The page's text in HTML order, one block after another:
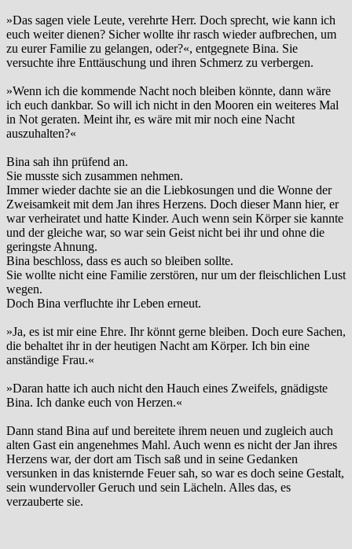
»Das sagen viele Leute, verehrte Herr. Doch sprecht, wie kann ich
euch weiter dienen? Sicher wollte ihr rasch wieder aufbrechen, um
zu eurer Familie zu gelangen, oder?«, entgegnete Bina. Sie
versuchte ihre Enttäuschung und ihren Schmerz zu verbergen.
»Wenn ich die kommende Nacht noch bleiben könnte, dann wäre
ich euch dankbar. So will ich nicht in den Mooren ein weiteres Mal
in Not geraten. Meint ihr, es wäre mit mir noch eine Nacht
auszuhalten?«
Bina sah ihn prüfend an.
Sie musste sich zusammen nehmen.
Immer wieder dachte sie an die Liebkosungen und die Wonne der
Zweisamkeit mit dem Jan ihres Herzens. Doch dieser Mann hier, er
war verheiratet und hatte Kinder. Auch wenn sein Körper sie kannte
und der gleiche war, so war sein Geist nicht bei ihr und ohne die
geringste Ahnung.
Bina beschloss, dass es auch so bleiben sollte.
Sie wollte nicht eine Familie zerstören, nur um der fleischlichen Lust
wegen.
Doch Bina verfluchte ihr Leben erneut.
»Ja, es ist mir eine Ehre. Ihr könnt gerne bleiben. Doch eure Sachen,
die behaltet ihr in der heutigen Nacht am Körper. Ich bin eine
anständige Frau.«
»Daran hatte ich auch nicht den Hauch eines Zweifels, gnädigste
Bina. Ich danke euch von Herzen.«
Dann stand Bina auf und bereitete ihrem neuen und zugleich auch
alten Gast ein angenehmes Mahl. Auch wenn es nicht der Jan ihres
Herzens war, der dort am Tisch saß und in seine Gedanken
versunken in das knisternde Feuer sah, so war es doch seine Gestalt,
sein wundervoller Geruch und sein Lächeln. Alles das, es
verzauberte sie.